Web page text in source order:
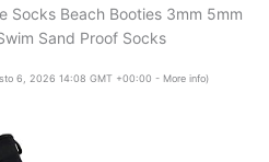
Socks Beach Booties 3mm 5mm
Sand Proof Socks
6, 2026 14:08 GMT +00:00 - More info)